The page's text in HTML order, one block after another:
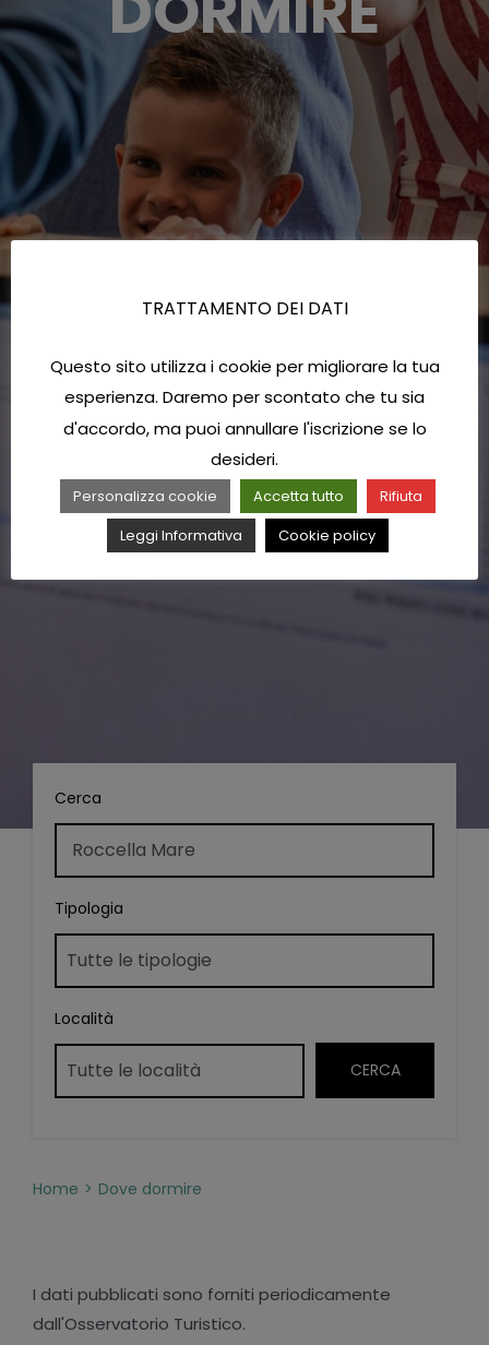
Cerca
Tipologia
Località
Home Dove dormire
I dati pubblicati sono forniti periodicamente
dall'Osservatorio Turistico.
TRATTAMENTO DEI DATI
Questo sito utilizza i cookie per migliorare la tua
esperienza. Daremo per scontato che tu sia
d'accordo, ma puoi annullare l'iscrizione se lo
desideri.
Personalizza cookie Accetta tutto
Rifiuta
Leggi Informativa
Cookie policy